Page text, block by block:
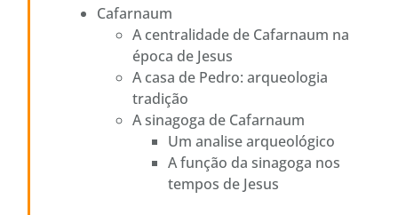
Cafarnaum
A centralidade de Cafarnaum na
época de Jesus
A casa de Pedro: arqueologia
tradição
A sinagoga de Cafarnaum
Um analise arqueológico
A função da sinagoga nos
tempos de Jesus